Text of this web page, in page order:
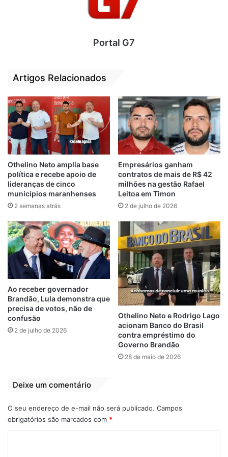
possa defender os trabalhadores e
trabalhadoras. E esse objetivo só será
Nacional”, destacou o presidente.
dias 21, 22 e 23 de maio. Os bancários e
bancárias poderão nas agências, com as
urnas itinerantes. Se preferir, os
profissionais também podem votar nas 5
urnas fixas, localizadas no Banco do
Nordeste – Calhau, Superintendência da
Caixa – Edifício Manhattan III, Banco do
Brasil – Deodoro, Sede Recreativa do SEEB-
MA – Turu e Sede Social do SEEB-MA – Rua
do Sol.
Apoio Bancários Chapa 2
CUT-MA Eleição SEEB_MA
Sindicato Unidade Nacional
Portal G7
Artigos Relacionados
Othelino Neto amplia base
política e recebe apoio de
lideranças de cinco
municípios maranhenses
2 semanas atrás
Empresários ganham
contratos de mais de R$ 42
milhões na gestão Rafael
Leitoa em Timon
2 de julho de 2026
Ao receber governador
Brandão, Lula demonstra que
precisa de votos, não de
confusão
2 de julho de 2026
Othelino Neto e Rodrigo Lago
acionam Banco do Brasil
contra empréstimo do
Governo Brandão
28 de maio de 2026
Deixe um comentário
O seu endereço de e-mail não será publicado. Campos
obrigatórios são marcados com *